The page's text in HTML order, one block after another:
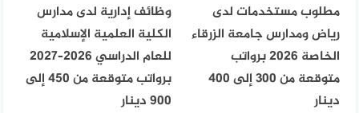
مطلوب مستخدمات لدى
رياض ومدارس جامعة الزرقاء
الخاصة 2026 برواتب
متوقعة من 300 إلى 400
دينار
وظائف إدارية لدى مدارس
الكلية العلمية الإسلامية
للعام الدراسي 2026–2027
برواتب متوقعة من 450 إلى
900 دينار